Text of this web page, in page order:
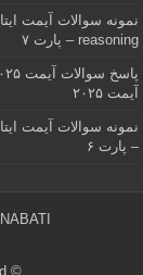
reasoning – پارت ۷
آیمت ۲۰۲۵
– پارت ۶
NABATI
© Copyright 2026, All Rights Reserved